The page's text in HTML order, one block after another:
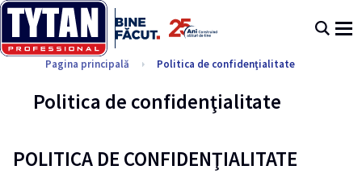
Pagina principală Politica de confidenţialitate
Politica de confidenţialitate
POLITICA DE CONFIDENŢIALITATE